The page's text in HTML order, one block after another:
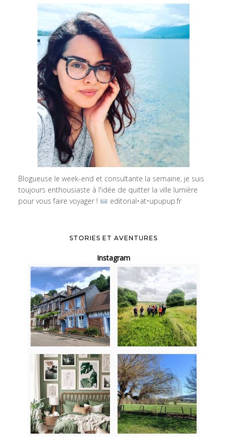
Blogueuse le week-end et consultante la semaine, je suis
toujours enthousiaste à l'idée de quitter la ville lumière
pour vous faire voyager !
editorial•at•upupup.fr
STORIES ET AVENTURES
Instagram